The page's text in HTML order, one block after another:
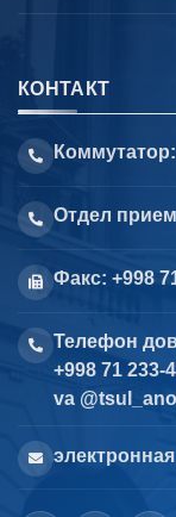
КОНТАКТ
Коммутатор:
Отдел
Факс: +998
Телефон
+998 71
va